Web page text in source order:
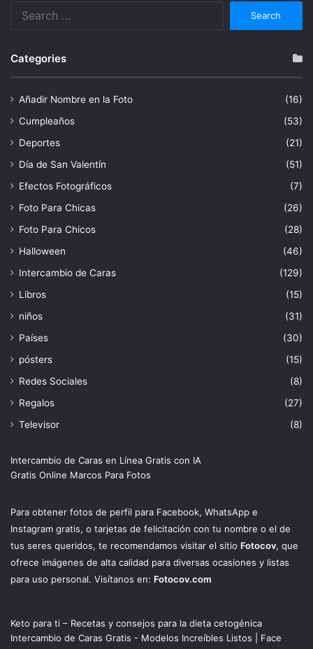
Categories
Añadir Nombre en la Foto
(16)
Cumpleaños
(53)
Deportes
(21)
Día de San Valentín
(51)
Efectos Fotográficos
(7)
Foto Para Chicas
(26)
Foto Para Chicos
(28)
Halloween
(46)
Intercambio de Caras
(129)
Libros
(15)
niños
(31)
Países
(30)
pósters
(15)
Redes Sociales
(8)
Regalos
(27)
Televisor
(8)
Intercambio de Caras en Línea Gratis con IA
Gratis Online Marcos Para Fotos
Para obtener fotos de perfil para Facebook, WhatsApp e
Instagram gratis, o tarjetas de felicitación con tu nombre o el de
tus seres queridos, te recomendamos visitar el sitio Fotocov, que
ofrece imágenes de alta calidad para diversas ocasiones y listas
para uso personal. Visítanos en: Fotocov.com
Keto para ti – Recetas y consejos para la dieta cetogénica
Intercambio de Caras Gratis - Modelos Increíbles Listos | Face